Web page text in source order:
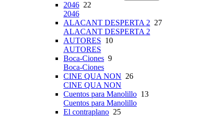
2046 22
2046
ALACANT DESPERTA 2 27
ALACANT DESPERTA 2
AUTORES 10
AUTORES
Boca-Ciones 9
Boca-Ciones
CINE QUA NON 26
CINE QUA NON
Cuentos para Manolillo 13
Cuentos para Manolillo
El contraplano 25